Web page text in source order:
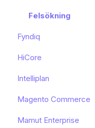
Felsökning
Fyndiq
Kom igång
Funktioner och
Kända
HiCore
Kom igång
Intelliplan
Kom igång
Magento Commerce
Kom igång
Mamut Enterprise